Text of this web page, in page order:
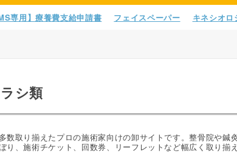
院内
専用】療養費支給申請書 フェイスペーパー キネシオロ
シ類
数取り揃えたプロの施術家向けの卸サイトです。整骨院や
り、施術チケット、回数券、リーフレットなど幅広く取り揃え
サポ
A-
アウ